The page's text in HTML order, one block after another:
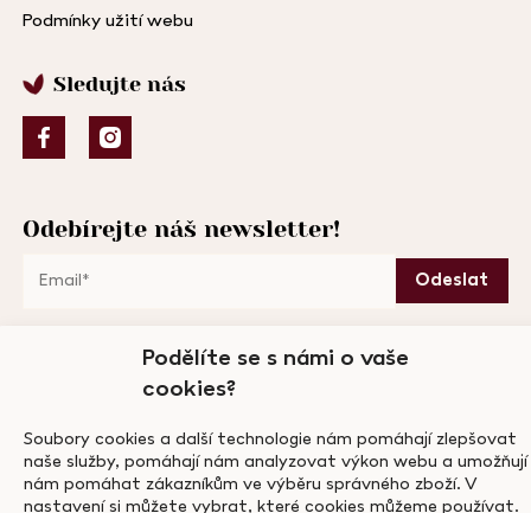
Podělíte se s námi o vaše
cookies?
Soubory cookies a další technologie nám pomáhají zlepšovat
naše služby, pomáhají nám analyzovat výkon webu a umožňují
nám pomáhat zákazníkům ve výběru správného zboží. V
nastavení si můžete vybrat, které cookies můžeme používat.
Podmínky užití webu
Sledujte nás
Odebírejte náš newsletter!